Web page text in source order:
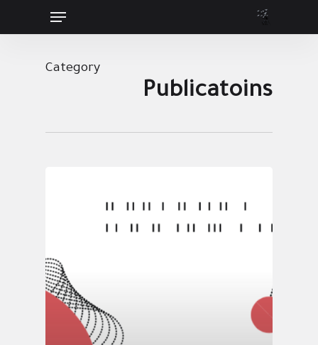
Menu
Category
Publicatoins